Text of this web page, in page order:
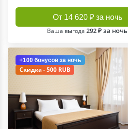
От 14 620 ₽ за ночь
Ваша выгода 292 ₽ за ночь
+100 бонусов за ночь
Скидка - 500 RUB